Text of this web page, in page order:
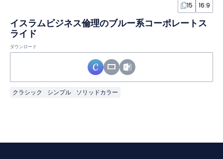
15 16:9
イスラムビジネス倫理のブルー系コーポレートス
ライド
ダウンロード
クラシック シンプル ソリッドカラー